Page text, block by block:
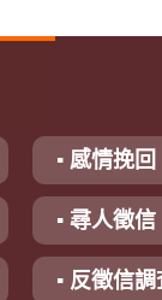
▪ 感情挽回
▪ 尋人徵信
▪ 反徵信調